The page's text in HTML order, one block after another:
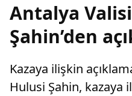
Antalya
Şahin’den
Kazaya ilişkin
Hulusi Şahin, kazaya